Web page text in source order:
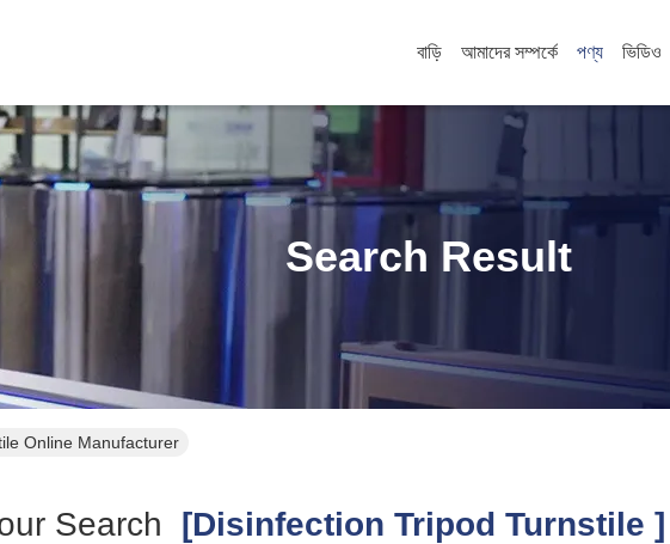
বাড়ি আমাদের সম্পর্কে পণ্য ভিডিও
Search Result
Online Manufacturer
Search [disinfection Tripod Turnstile ]